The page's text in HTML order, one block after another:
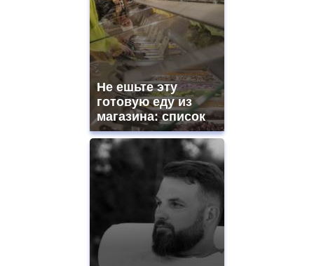
Не ешьте эту
готовую еду из
магазина: список